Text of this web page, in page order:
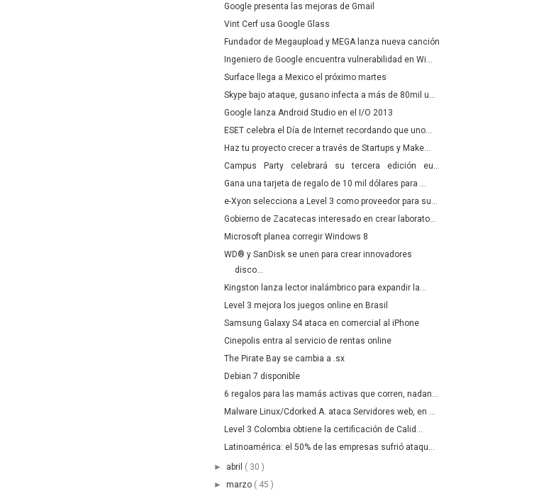
Google presenta las mejoras de Gmail
Vint Cerf usa Google Glass
Fundador de Megaupload y MEGA lanza nueva canción
Ingeniero de Google encuentra vulnerabilidad en Wi...
Surface llega a Mexico el próximo martes
Skype bajo ataque, gusano infecta a más de 80mil u...
Google lanza Android Studio en el I/O 2013
ESET celebra el Día de Internet recordando que uno...
Haz tu proyecto crecer a través de Startups y Make...
Campus Party celebrará su tercera edición eu...
Gana una tarjeta de regalo de 10 mil dólares para ...
e-Xyon selecciona a Level 3 como proveedor para su...
Gobierno de Zacatecas interesado en crear laborato...
Microsoft planea corregir Windows 8
WD® y SanDisk se unen para crear innovadores
disco...
Kingston lanza lector inalámbrico para expandir la...
Level 3 mejora los juegos online en Brasil
Samsung Galaxy S4 ataca en comercial al iPhone
Cinepolis entra al servicio de rentas online
The Pirate Bay se cambia a .sx
Debian 7 disponible
6 regalos para las mamás activas que corren, nadan...
Malware Linux/Cdorked.A. ataca Servidores web, en ...
Level 3 Colombia obtiene la certificación de Calid...
Latinoamérica: el 50% de las empresas sufrió ataqu...
► abril ( 30 )
► marzo ( 45 )